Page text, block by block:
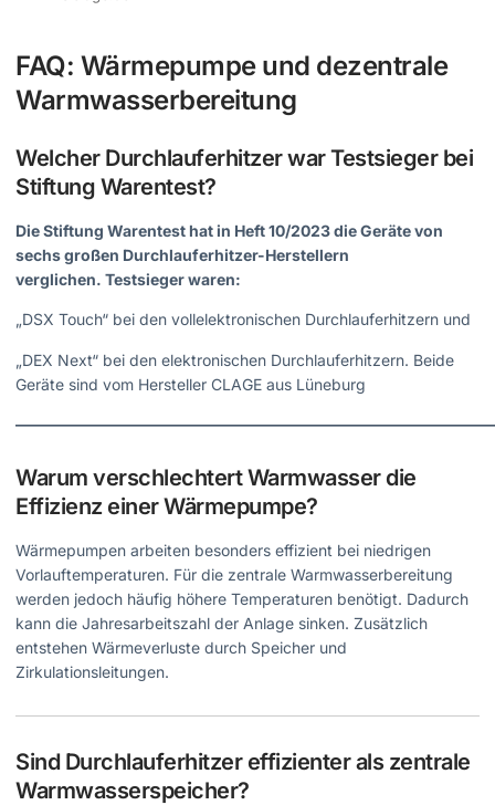
FAQ: Wärmepumpe und dezentrale
Warmwasserbereitung
Welcher Durchlauferhitzer war Testsieger bei
Stiftung Warentest?
Die Stiftung Warentest hat in Heft 10/2023 die Geräte von
sechs großen Durchlauferhitzer-Herstellern
verglichen. Testsieger waren:
„DSX Touch“ bei den vollelektronischen Durchlauferhitzern und
„DEX Next“ bei den elektronischen Durchlauferhitzern. Beide
Geräte sind vom Hersteller CLAGE aus Lüneburg
Warum verschlechtert Warmwasser die
Effizienz einer Wärmepumpe?
Wärmepumpen arbeiten besonders effizient bei niedrigen
Vorlauftemperaturen. Für die zentrale Warmwasserbereitung
werden jedoch häufig höhere Temperaturen benötigt. Dadurch
kann die Jahresarbeitszahl der Anlage sinken. Zusätzlich
entstehen Wärmeverluste durch Speicher und
Zirkulationsleitungen.
Sind Durchlauferhitzer effizienter als zentrale
Warmwasserspeicher?